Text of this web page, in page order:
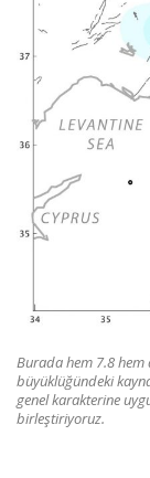
Burada hem 7.8
büyüklüğündeki
genel karakterine
birleştiriyoruz.